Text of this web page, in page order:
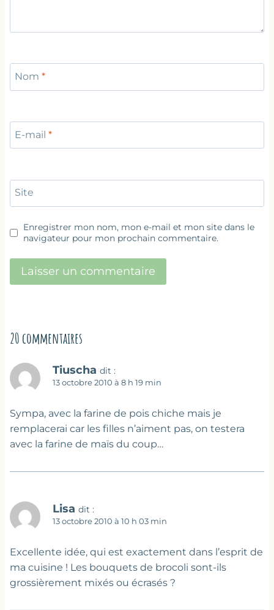
Nom *
E-mail *
Site
Enregistrer mon nom, mon e-mail et mon site dans le
navigateur pour mon prochain commentaire.
20 commentaires
Tiuscha dit :
13 octobre 2010 à 8 h 19 min
Sympa, avec la farine de pois chiche mais je
remplacerai car les filles n’aiment pas, on testera
avec la farine de maïs du coup…
Lisa dit :
13 octobre 2010 à 10 h 03 min
Excellente idée, qui est exactement dans l’esprit de
ma cuisine ! Les bouquets de brocoli sont-ils
grossièrement mixés ou écrasés ?